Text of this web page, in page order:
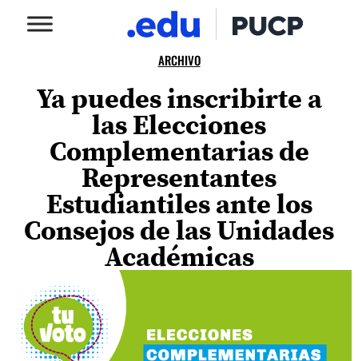
ARCHIVO
Ya puedes inscribirte a
las Elecciones
Complementarias de
Representantes
Estudiantiles ante los
Consejos de las Unidades
Académicas